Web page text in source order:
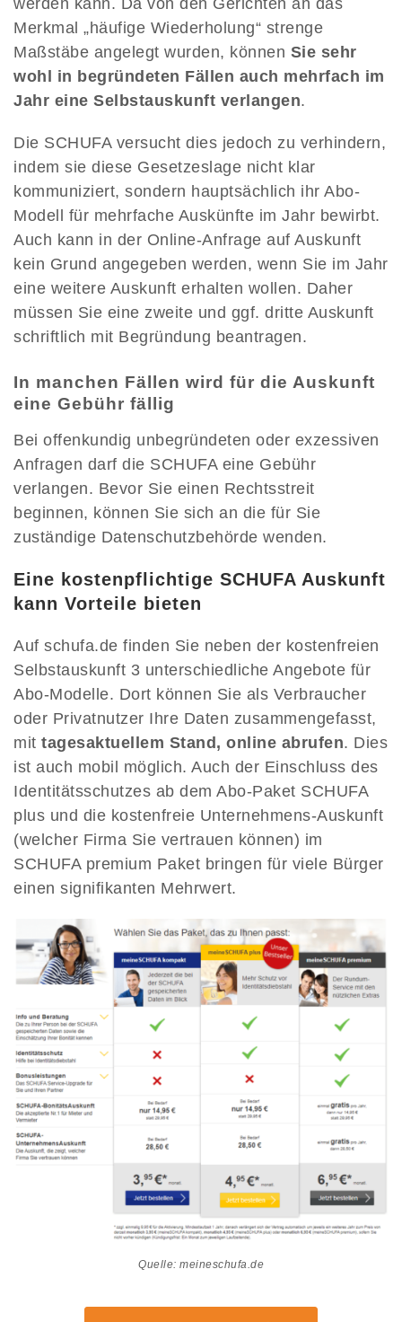
Merkmal „häufige Wiederholung“ strenge
Maßstäbe angelegt wurden, können Sie sehr
wohl in begründeten Fällen auch mehrfach im
Jahr eine Selbstauskunft verlangen.
Die SCHUFA versucht dies jedoch zu verhindern,
indem sie diese Gesetzeslage nicht klar
kommuniziert, sondern hauptsächlich ihr Abo-
Modell für mehrfache Auskünfte im Jahr bewirbt.
Auch kann in der Online-Anfrage auf Auskunft
kein Grund angegeben werden, wenn Sie im Jahr
eine weitere Auskunft erhalten wollen. Daher
müssen Sie eine zweite und ggf. dritte Auskunft
schriftlich mit Begründung beantragen.
In manchen Fällen wird für die Auskunft
eine Gebühr fällig
Bei offenkundig unbegründeten oder exzessiven
Anfragen darf die SCHUFA eine Gebühr
verlangen. Bevor Sie einen Rechtsstreit
beginnen, können Sie sich an die für Sie
zuständige Datenschutzbehörde wenden.
Eine kostenpflichtige SCHUFA Auskunft
kann Vorteile bieten
Auf schufa.de finden Sie neben der kostenfreien
Selbstauskunft 3 unterschiedliche Angebote für
Abo-Modelle. Dort können Sie als Verbraucher
oder Privatnutzer Ihre Daten zusammengefasst,
mit tagesaktuellem Stand, online abrufen. Dies
ist auch mobil möglich. Auch der Einschluss des
Identitätsschutzes ab dem Abo-Paket SCHUFA
plus und die kostenfreie Unternehmens-Auskunft
(welcher Firma Sie vertrauen können) im
SCHUFA premium Paket bringen für viele Bürger
einen signifikanten Mehrwert.
Quelle: meineschufa.de